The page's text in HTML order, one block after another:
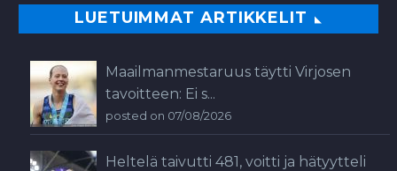
LUETUIMMAT ARTIKKELIT
Maailmanmestaruus täytti Virjosen
tavoitteen: Ei s...
posted on 07/08/2026
Heltelä taivutti 481, voitti ja hätyytteli